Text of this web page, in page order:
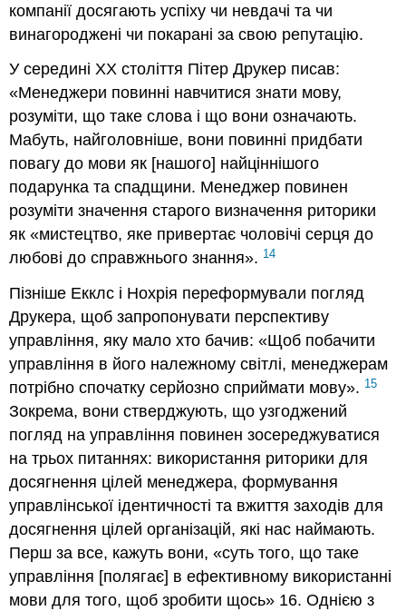
компанії досягають успіху чи невдачі та чи
винагороджені чи покарані за свою репутацію.
У середині ХХ століття Пітер Друкер писав:
«Менеджери повинні навчитися знати мову,
розуміти, що таке слова і що вони означають.
Мабуть, найголовніше, вони повинні придбати
повагу до мови як [нашого] найціннішого
подарунка та спадщини. Менеджер повинен
розуміти значення старого визначення риторики
як «мистецтво, яке привертає чоловічі серця до
любові до справжнього знання». 14
Пізніше Екклс і Нохрія переформували погляд
Друкера, щоб запропонувати перспективу
управління, яку мало хто бачив: «Щоб побачити
управління в його належному світлі, менеджерам
потрібно спочатку серйозно сприймати мову». 15
Зокрема, вони стверджують, що узгоджений
погляд на управління повинен зосереджуватися
на трьох питаннях: використання риторики для
досягнення цілей менеджера, формування
управлінської ідентичності та вжиття заходів для
досягнення цілей організацій, які нас наймають.
Перш за все, кажуть вони, «суть того, що таке
управління [полягає] в ефективному використанні
мови для того, щоб зробити щось» 16. Однією з